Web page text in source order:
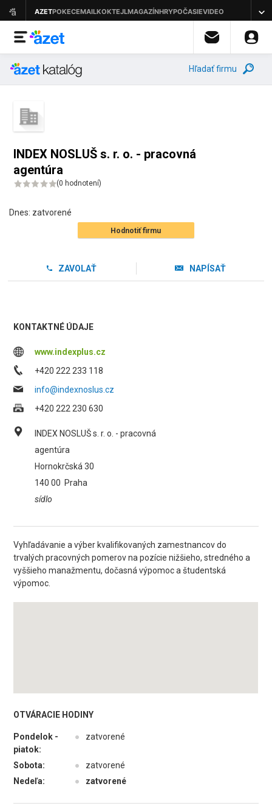
Hľadať firmu
INDEX NOSLUŠ s. r. o. - pracovná
agentúra
(0 hodnotení)
Dnes: zatvorené
Hodnotiť firmu
ZAVOLAŤ NAPÍSAŤ
KONTAKTNÉ ÚDAJE
www.indexplus.cz
+420 222 233 118
info@indexnoslus.cz
+420 222 230 630
INDEX NOSLUŠ s. r. o. - pracovná
agentúra
Hornokrčská 30
140 00 Praha
sídlo
Vyhľadávanie a výber kvalifikovaných zamestnancov do
trvalých pracovných pomerov na pozície nižšieho, stredného a
vyššieho manažmentu, dočasná výpomoc a študentská
výpomoc.
OTVÁRACIE HODINY
Pondelok -
piatok:
● zatvorené
Sobota: ●
zatvorené
Nedeľa:
● zatvorené